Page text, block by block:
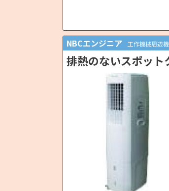
NBCエンジニア 工作機械周辺
排熱のないスポット